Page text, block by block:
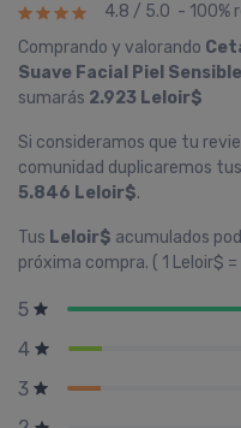
4.8 / 5.0 - 100%
Comprando y valorando
Suave Facial Piel Sensible
sumarás 2.923 Leloir$
Si consideramos que tu
comunidad duplicaremos
5.846 Leloir$.
Tus Leloir$ acumulados
próxima compra. ( 1 Leloir$ =
5
4
3